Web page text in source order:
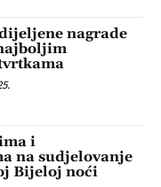
nagrade
i
na sudjelovanje
Bijeloj noći